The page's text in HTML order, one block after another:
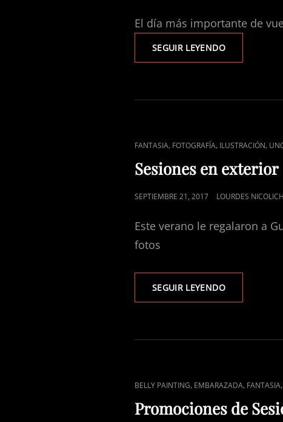
El día más importante de
SEGUIR LEYENDOREPORTAJES
DE
ENLACES
DE
CATEGORÍAS
FANTASIA, FOTOGRAFÍA, ILUSTRACIÓN,
Sesiones en exterior
PUBLICADO
SEPTIEMBRE 21, 2017 LOURDES NICOLICH
Este verano le regalaron a
fotos
SEGUIR LEYENDOSESIONES
EN
ENLACES
DE
CATEGORÍAS
BELLY PAINTING, EMBARAZADA, FANTASIA,
Promociones de